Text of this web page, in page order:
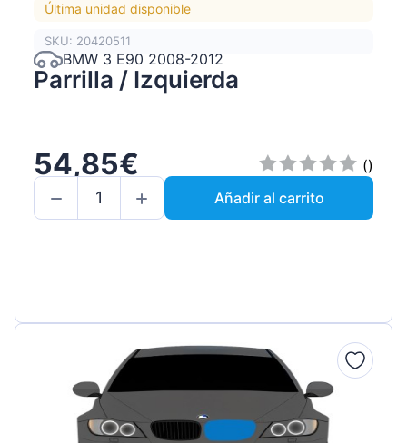
Última unidad disponible
SKU: 20420511
BMW 3 E90 2008-2012
Parrilla / Izquierda
54,85€
()
Añadir al carrito